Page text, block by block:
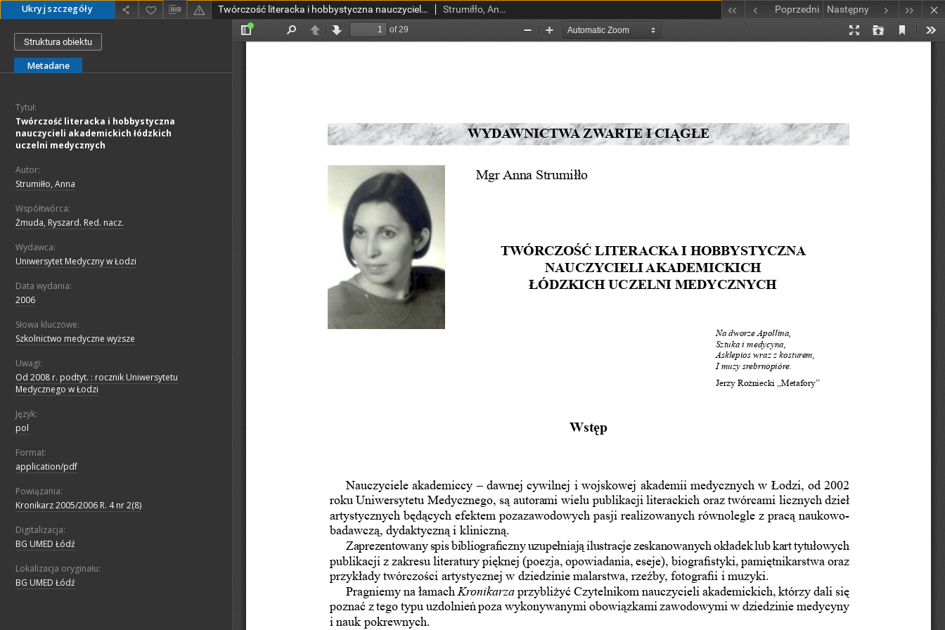
Ukryj szczegóły Twórczość literacka i hobbystyczna nauczycieli akademickich łódzkich uczelni medycznych Strumiłło, Anna Poprzedni Następny
Struktura obiektu
Metadane
Tytuł:
Twórczość literacka i hobbystyczna
nauczycieli akademickich łódzkich
uczelni medycznych
Autor:
Strumiłło, Anna
Współtwórca:
Żmuda, Ryszard. Red. nacz.
Wydawca:
Uniwersytet Medyczny w Łodzi
Data wydania:
2006
Słowa kluczowe:
Szkolnictwo medyczne wyższe
Uwagi:
Od 2008 r. podtyt. : rocznik Uniwersytetu
Medycznego w Łodzi
Język:
pol
Format:
application/pdf
Powiązania:
Kronikarz 2005/2006 R. 4 nr 2(8)
Digitalizacja:
BG UMED Łódź
Lokalizacja oryginału:
BG UMED Łódź